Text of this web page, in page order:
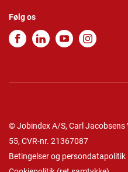
Følg os
© Jobindex A/S, Carl Jacobsens
55, CVR-nr. 21367087
Betingelser og persondatapolitik